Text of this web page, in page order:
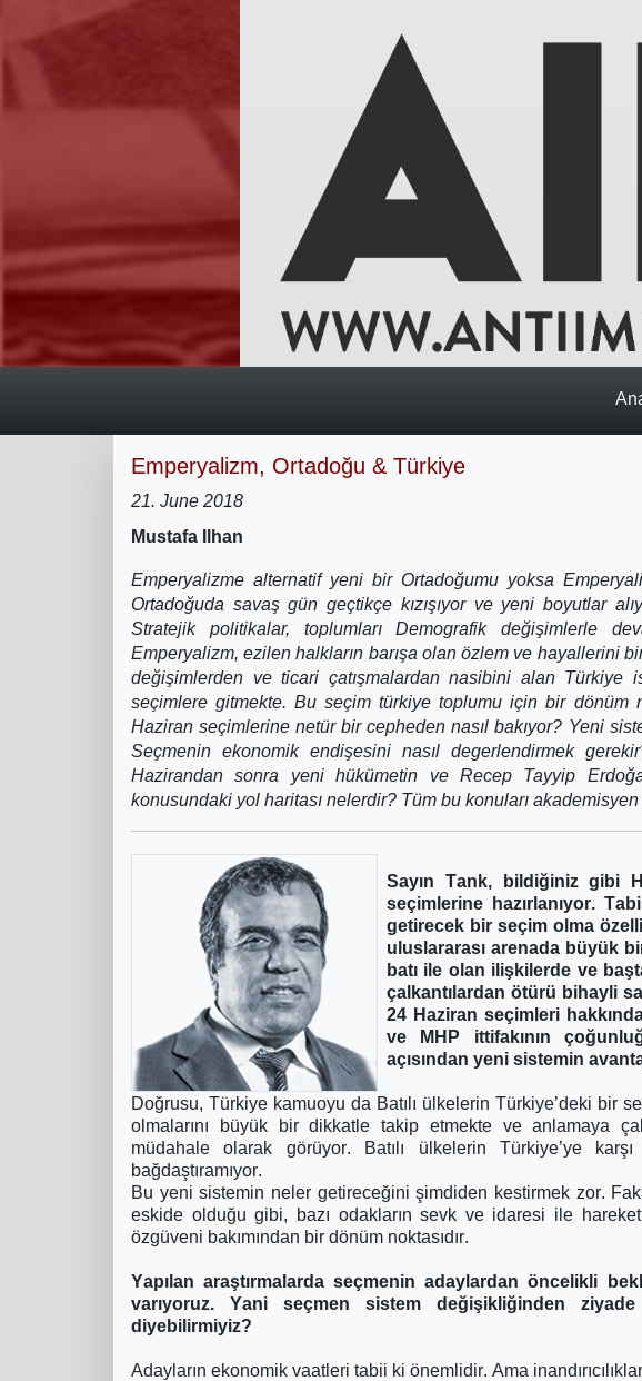
Emperyalizm, Ortadoğu & Türkiye
21. June 2018
Mustafa Ilhan
Emperyalizme alternatif yeni bir Ortadoğumu yoksa
Ortadoğuda savaş gün geçtikçe kızışıyor ve yeni boyutlar
Stratejik politikalar, toplumları Demografik değişimlerle
Emperyalizm, ezilen halkların barışa olan özlem ve hayallerini
değişimlerden ve ticari çatışmalardan nasibini alan
seçimlere gitmekte. Bu seçim türkiye toplumu için bir dönüm
Haziran seçimlerine netür bir cepheden nasıl bakıyor? Yeni
Seçmenin ekonomik endişesini nasıl degerlendirmek
Hazirandan sonra yeni hükümetin ve Recep Tayyip
konusundaki yol haritası nelerdir? Tüm bu konuları
Sayın Tank, bildiğiniz gibi
seçimlerine hazırlanıyor.
getirecek bir seçim olma
uluslararası arenada büyük
batı ile olan ilişkilerde ve
çalkantılardan ötürü bihayli
24 Haziran seçimleri
ve MHP ittifakının
açısından yeni sistemin
Doğrusu, Türkiye kamuoyu da Batılı ülkelerin Türkiye’deki bir
olmalarını büyük bir dikkatle takip etmekte ve anlamaya
müdahale olarak görüyor. Batılı ülkelerin Türkiye’ye
bağdaştıramıyor.
Bu yeni sistemin neler getireceğini şimdiden kestirmek zor.
eskide olduğu gibi, bazı odakların sevk ve idaresi ile
özgüveni bakımından bir dönüm noktasıdır.
Yapılan araştırmalarda seçmenin adaylardan öncelikli
varıyoruz. Yani seçmen sistem değişikliğinden
diyebilirmiyiz?
Adayların ekonomik vaatleri tabii ki önemlidir. Ama